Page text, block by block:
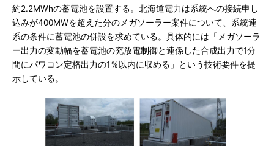
約2.2MWhの蓄電池を設置する。北海道電力は系統への接続申し
込みが400MWを超えた分のメガソーラー案件について、系統連
系の条件に蓄電池の併設を求めている。具体的には「メガソーラ
ー出力の変動幅を蓄電池の充放電制御と連係した合成出力で1分
間にパワコン定格出力の1％以内に収める」という技術要件を提
示している。